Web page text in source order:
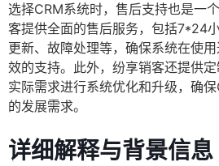
选择CRM系统时，售后支持也是一
客提供全面的售后服务，包括7*24
更新、故障处理等，确保系统在使
效的支持。此外，纷享销客还提供
实际需求进行系统优化和升级，确
的发展需求。
详细解释与背景信息